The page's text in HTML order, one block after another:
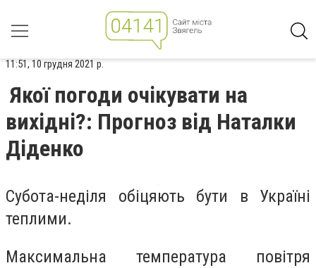
11:51, 10 грудня 2021 р.
Якої погоди очікувати на
вихідні?: Прогноз від Наталки
Діденко
Субота-неділя обіцяють бути в Україні
теплими.
Максимальна температура повітря